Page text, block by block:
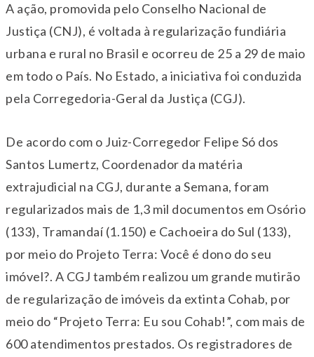
A ação, promovida pelo Conselho Nacional de
Justiça (CNJ), é voltada à regularização fundiária
urbana e rural no Brasil e ocorreu de 25 a 29 de maio
em todo o País. No Estado, a iniciativa foi conduzida
pela Corregedoria-Geral da Justiça (CGJ).
De acordo com o Juiz-Corregedor Felipe Só dos
Santos Lumertz, Coordenador da matéria
extrajudicial na CGJ, durante a Semana, foram
regularizados mais de 1,3 mil documentos em Osório
(133), Tramandaí (1.150) e Cachoeira do Sul (133),
por meio do Projeto Terra: Você é dono do seu
imóvel?. A CGJ também realizou um grande mutirão
de regularização de imóveis da extinta Cohab, por
meio do “Projeto Terra: Eu sou Cohab!”, com mais de
600 atendimentos prestados. Os registradores de